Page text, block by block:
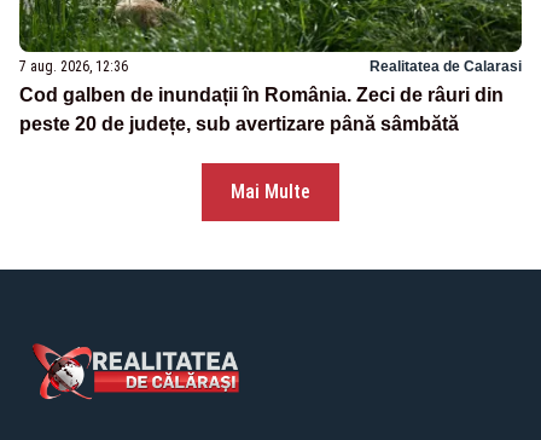
7 aug. 2026, 12:36 Realitatea de Calarasi
Cod galben de inundații în România. Zeci de râuri din
peste 20 de județe, sub avertizare până sâmbătă
Mai Multe